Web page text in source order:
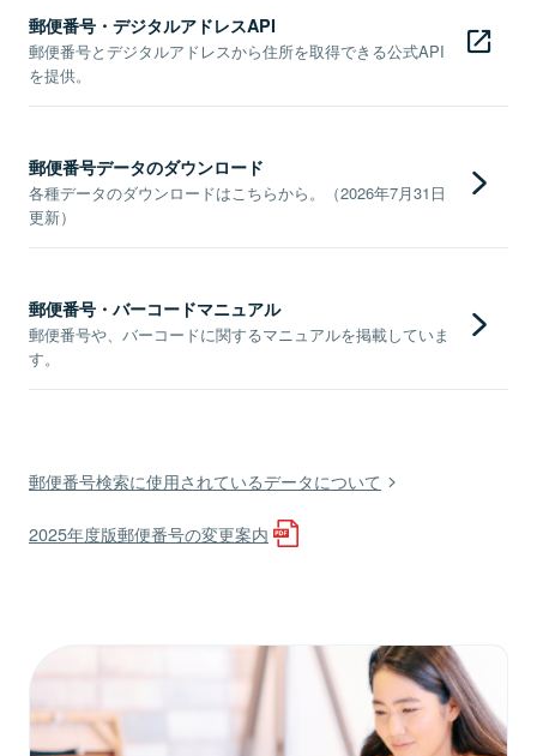
郵便番号・デジタルアドレスAPI
郵便番号とデジタルアドレスから住所を取得できる公式API
を提供。
郵便番号データのダウンロード
各種データのダウンロードはこちらから。（2026年7月31日
更新）
郵便番号・バーコードマニュアル
郵便番号や、バーコードに関するマニュアルを掲載していま
す。
郵便番号検索に使用されているデータについて
2025年度版郵便番号の変更案内